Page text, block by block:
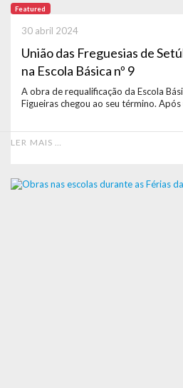
Featured
União das Freguesias de
na Escola Básica nº 9
30 abril 2024
A obra de requalificação da Escola
Figueiras chegou ao seu término. Após
LER MAIS …